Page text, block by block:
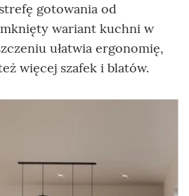
gotowania od
wariant kuchni w
ułatwia ergonomię,
więcej szafek i blatów.